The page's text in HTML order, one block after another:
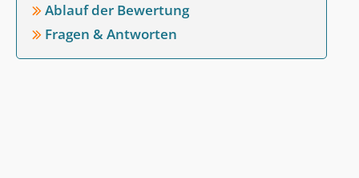
Ablauf der Bewertung
Fragen & Antworten